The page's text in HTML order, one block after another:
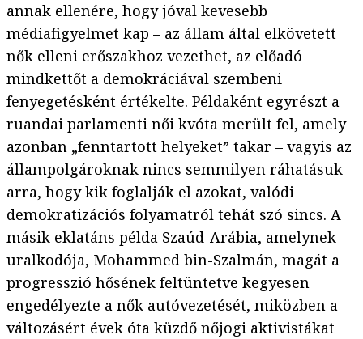
annak ellenére, hogy jóval kevesebb
médiafigyelmet kap – az állam által elkövetett
nők elleni erőszakhoz vezethet, az előadó
mindkettőt a demokráciával szembeni
fenyegetésként értékelte. Példaként egyrészt a
ruandai parlamenti női kvóta merült fel, amely
azonban „fenntartott helyeket” takar – vagyis az
állampolgároknak nincs semmilyen ráhatásuk
arra, hogy kik foglalják el azokat, valódi
demokratizációs folyamatról tehát szó sincs. A
másik eklatáns példa Szaúd-Arábia, amelynek
uralkodója, Mohammed bin-Szalmán, magát a
progresszió hősének feltüntetve kegyesen
engedélyezte a nők autóvezetését, miközben a
változásért évek óta küzdő nőjogi aktivistákat